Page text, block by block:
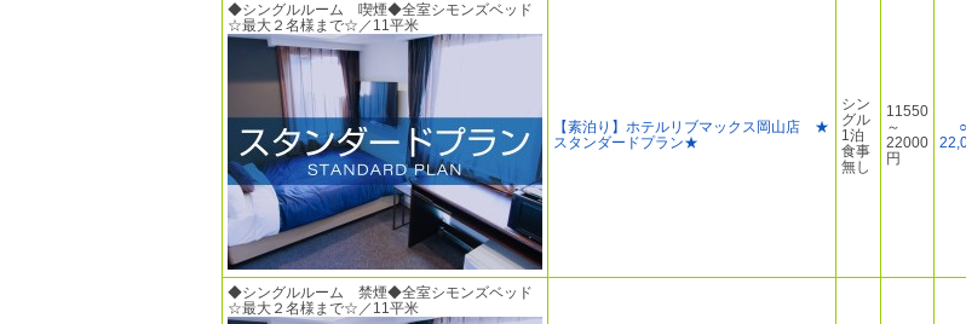
◆シングルルーム 喫煙◆全室シモンズベッド
☆最大２名様まで☆／11平米
【素泊り】ホテルリブマックス岡山店 ★
スタンダードプラン★
シン
グル
1泊
食事
無し
11550
～
22000
円
○
◆シングルルーム 禁煙◆全室シモンズベッド
☆最大２名様まで☆／11平米